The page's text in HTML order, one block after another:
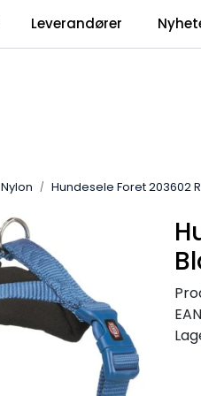
Leverandører
Nylon Hundesele Foret 203602